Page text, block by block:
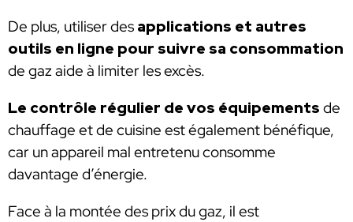
De plus, utiliser des applications et autres
outils en ligne pour suivre sa consommation
de gaz aide à limiter les excès.
Le contrôle régulier de vos équipements de
chauffage et de cuisine est également bénéfique,
car un appareil mal entretenu consomme
davantage d’énergie.
Face à la montée des prix du gaz, il est